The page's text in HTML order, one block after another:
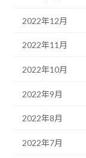
2022年12月
2022年11月
2022年10月
2022年9月
2022年8月
2022年7月